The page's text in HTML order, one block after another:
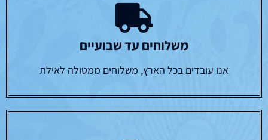
משלוחים עד שבועיים
אנו עובדים בכל הארץ, משלוחים ממטולה לאילת